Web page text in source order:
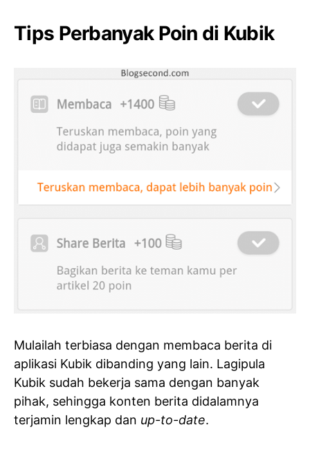
Tips Perbanyak Poin di Kubik
Mulailah terbiasa dengan membaca berita di
aplikasi Kubik dibanding yang lain. Lagipula
Kubik sudah bekerja sama dengan banyak
pihak, sehingga konten berita didalamnya
terjamin lengkap dan up-to-date.